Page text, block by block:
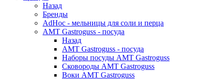
Назад
Бренды
AdHoc - мельницы для соли и перца
AMT Gastroguss - посуда
Назад
AMT Gastroguss - посуда
Наборы посуды AMT Gastroguss
Сковороды AMT Gastroguss
Воки AMT Gastroguss